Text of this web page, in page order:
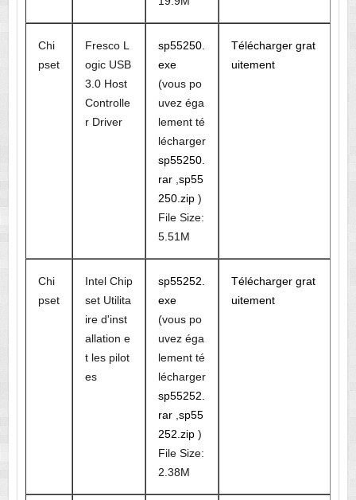
Chi
pset
Fresco L
ogic USB
3.0 Host
Controlle
r Driver
sp55250.
exe
(vous po
uvez éga
lement té
lécharger
sp55250.
rar, sp55
250.zip)
File Size:
5.51M
Télécharger grat
uitement
Chi
pset
Intel Chip
set Utilita
ire d'inst
allation e
t les pilot
es
sp55252.
exe
(vous po
uvez éga
lement té
lécharger
sp55252.
rar, sp55
252.zip)
File Size:
2.38M
Télécharger grat
uitement